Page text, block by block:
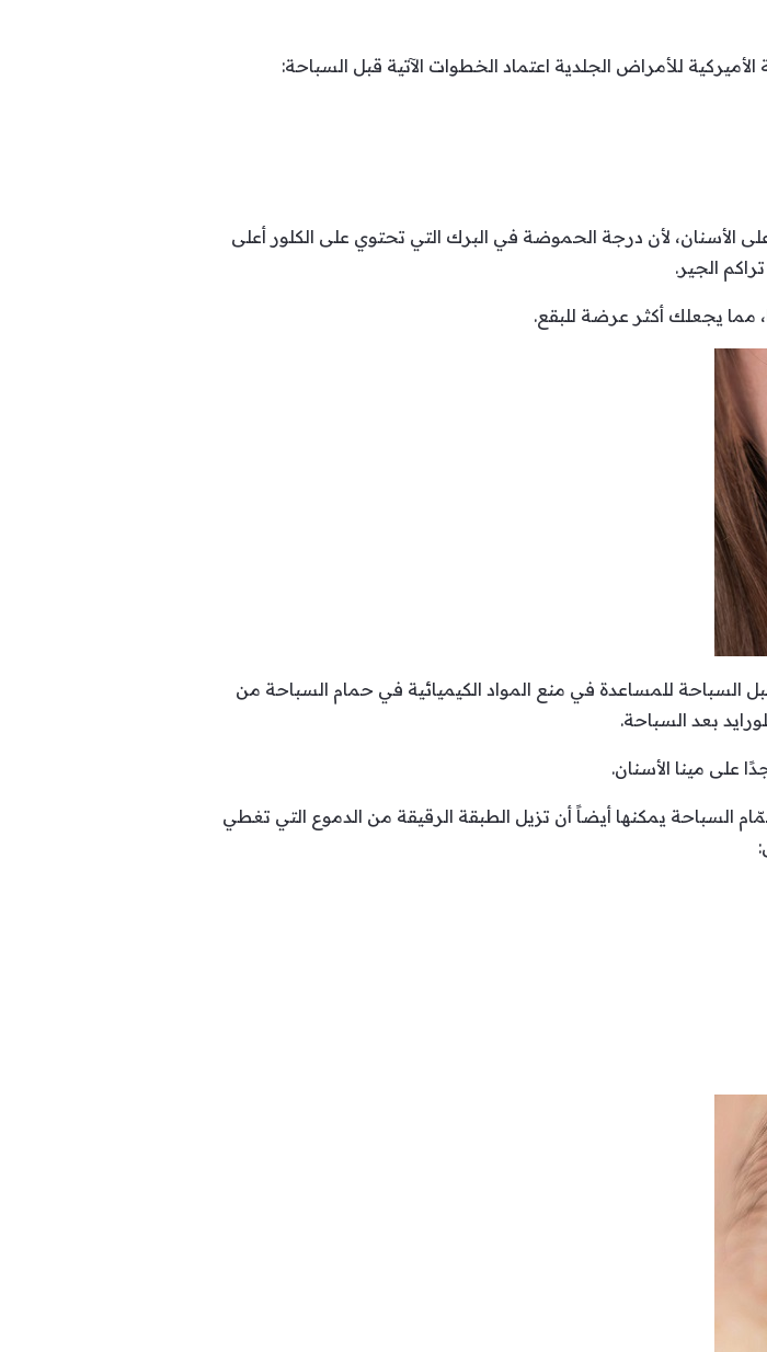
للأمراض الجلدية اعتماد الخطوات الآتية قبل السباحة:
الأسنان، لأن درجة الحموضة في البرك التي تحتوي على الكلور أعلى
الجير.
مما يجعلك أكثر عرضة للبقع.
للمساعدة في منع المواد الكيميائية في حمام السباحة من
بعد السباحة.
على مينا الأسنان.
السباحة يمكنها أيضاً أن تزيل الطبقة الرقيقة من الدموع التي تغطي